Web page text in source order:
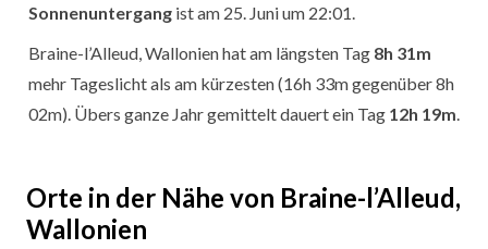
Sonnenuntergang ist am 25. Juni um 22:01.
Braine-l’Alleud, Wallonien hat am längsten Tag 8h 31m
mehr Tageslicht als am kürzesten (16h 33m gegenüber 8h
02m). Übers ganze Jahr gemittelt dauert ein Tag 12h 19m
Orte in der Nähe von Braine-l’Alleud,
Wallonien